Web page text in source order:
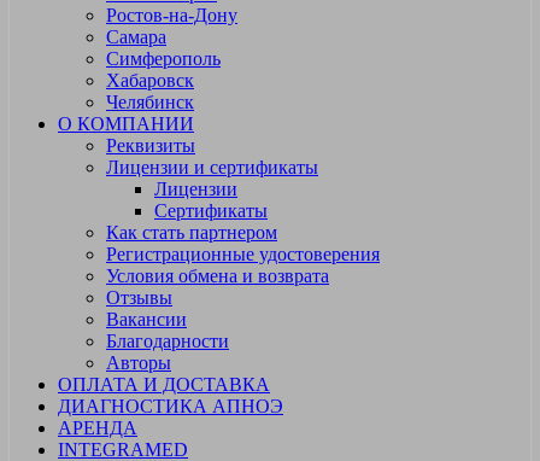
Ростов-на-Дону
Самара
Симферополь
Хабаровск
Челябинск
О КОМПАНИИ
Реквизиты
Лицензии и сертификаты
Лицензии
Сертификаты
Как стать партнером
Регистрационные удостоверения
Условия обмена и возврата
Отзывы
Вакансии
Благодарности
Авторы
ОПЛАТА И ДОСТАВКА
ДИАГНОСТИКА АПНОЭ
АРЕНДА
INTEGRAMED